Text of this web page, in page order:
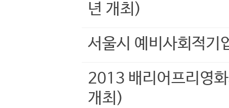
년 개최)
서울시 예비사회적기
2013 배리어프리영
개최)